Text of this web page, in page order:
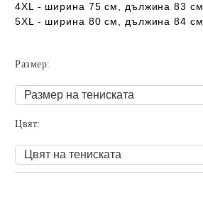
4XL - ширина 75 см, дължина 83 см.
5XL - ширина 80 см, дължина 84 см.
Размер:
Цвят: